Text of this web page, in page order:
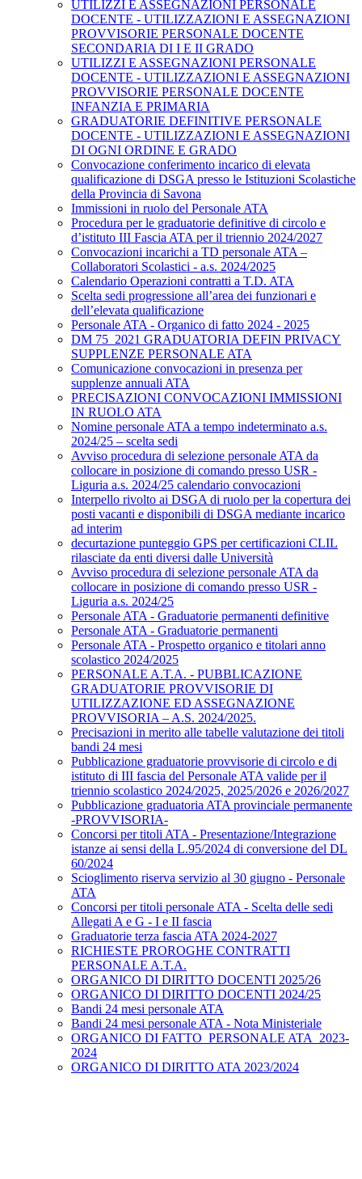
UTILIZZI E ASSEGNAZIONI PERSONALE
DOCENTE - UTILIZZAZIONI E ASSEGNAZIONI
PROVVISORIE PERSONALE DOCENTE
SECONDARIA DI I E II GRADO
UTILIZZI E ASSEGNAZIONI PERSONALE
DOCENTE - UTILIZZAZIONI E ASSEGNAZIONI
PROVVISORIE PERSONALE DOCENTE
INFANZIA E PRIMARIA
GRADUATORIE DEFINITIVE PERSONALE
DOCENTE - UTILIZZAZIONI E ASSEGNAZIONI
DI OGNI ORDINE E GRADO
Convocazione conferimento incarico di elevata
qualificazione di DSGA presso le Istituzioni Scolastiche
della Provincia di Savona
Immissioni in ruolo del Personale ATA
Procedura per le graduatorie definitive di circolo e
d’istituto III Fascia ATA per il triennio 2024/2027
Convocazioni incarichi a TD personale ATA –
Collaboratori Scolastici - a.s. 2024/2025
Calendario Operazioni contratti a T.D. ATA
Scelta sedi progressione all’area dei funzionari e
dell’elevata qualificazione
Personale ATA - Organico di fatto 2024 - 2025
DM 75_2021 GRADUATORIA DEFIN PRIVACY
SUPPLENZE PERSONALE ATA
Comunicazione convocazioni in presenza per
supplenze annuali ATA
PRECISAZIONI CONVOCAZIONI IMMISSIONI
IN RUOLO ATA
Nomine personale ATA a tempo indeterminato a.s.
2024/25 – scelta sedi
Avviso procedura di selezione personale ATA da
collocare in posizione di comando presso USR -
Liguria a.s. 2024/25 calendario convocazioni
Interpello rivolto ai DSGA di ruolo per la copertura dei
posti vacanti e disponibili di DSGA mediante incarico
ad interim
decurtazione punteggio GPS per certificazioni CLIL
rilasciate da enti diversi dalle Università
Avviso procedura di selezione personale ATA da
collocare in posizione di comando presso USR -
Liguria a.s. 2024/25
Personale ATA - Graduatorie permanenti definitive
Personale ATA - Graduatorie permanenti
Personale ATA - Prospetto organico e titolari anno
scolastico 2024/2025
PERSONALE A.T.A. - PUBBLICAZIONE
GRADUATORIE PROVVISORIE DI
UTILIZZAZIONE ED ASSEGNAZIONE
PROVVISORIA – A.S. 2024/2025.
Precisazioni in merito alle tabelle valutazione dei titoli
bandi 24 mesi
Pubblicazione graduatorie provvisorie di circolo e di
istituto di III fascia del Personale ATA valide per il
triennio scolastico 2024/2025, 2025/2026 e 2026/2027
Pubblicazione graduatoria ATA provinciale permanente
-PROVVISORIA-
Concorsi per titoli ATA - Presentazione/Integrazione
istanze ai sensi della L.95/2024 di conversione del DL
60/2024
Scioglimento riserva servizio al 30 giugno - Personale
ATA
Concorsi per titoli personale ATA - Scelta delle sedi
Allegati A e G - I e II fascia
Graduatorie terza fascia ATA 2024-2027
RICHIESTE PROROGHE CONTRATTI
PERSONALE A.T.A.
ORGANICO DI DIRITTO DOCENTI 2025/26
ORGANICO DI DIRITTO DOCENTI 2024/25
Bandi 24 mesi personale ATA
Bandi 24 mesi personale ATA - Nota Ministeriale
ORGANICO DI FATTO_PERSONALE ATA_2023-
2024
ORGANICO DI DIRITTO ATA 2023/2024